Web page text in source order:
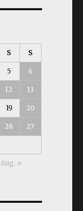
S S
5 6
12 13
19 20
26 27
Aug. »